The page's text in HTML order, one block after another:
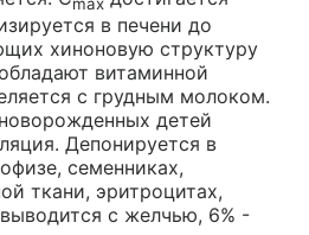
max
в печени до
хиноновую структуру
витаминной
с грудным молоком.
детей
Депонируется в
семенниках,
ткани, эритроцитах,
с желчью, 6% -